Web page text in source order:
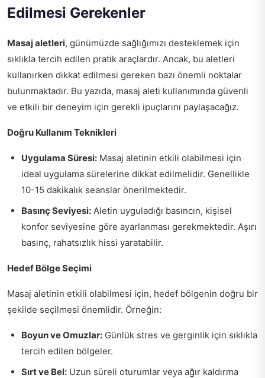
Edilmesi Gerekenler
Masaj aletleri, günümüzde sağlığımızı desteklemek için
sıklıkla tercih edilen pratik araçlardır. Ancak, bu aletleri
kullanırken dikkat edilmesi gereken bazı önemli noktalar
bulunmaktadır. Bu yazıda, masaj aleti kullanımında güvenli
ve etkili bir deneyim için gerekli ipuçlarını paylaşacağız.
Doğru Kullanım Teknikleri
Uygulama Süresi: Masaj aletinin etkili olabilmesi için
ideal uygulama sürelerine dikkat edilmelidir. Genellikle
10-15 dakikalık seanslar önerilmektedir.
Basınç Seviyesi: Aletin uyguladığı basıncın, kişisel
konfor seviyesine göre ayarlanması gerekmektedir. Aşırı
basınç, rahatsızlık hissi yaratabilir.
Hedef Bölge Seçimi
Masaj aletinin etkili olabilmesi için, hedef bölgenin doğru bir
şekilde seçilmesi önemlidir. Örneğin:
Boyun ve Omuzlar: Günlük stres ve gerginlik için sıklıkla
tercih edilen bölgeler.
Sırt ve Bel: Uzun süreli oturumlar veya ağır kaldırma